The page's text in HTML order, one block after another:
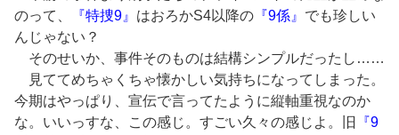
のって、
『特捜9』 はおろかS4以降の 『9係』 でも珍しい
んじゃない？
そのせいか、事件そのものは結構シンプルだったし……
見ててめちゃくちゃ懐かしい気持ちになってしまった。
今期はやっぱり、宣伝で言ってたように縦軸重視なのか
な。いいっすな、この感じ。すごい久々の感じよ。旧
『9